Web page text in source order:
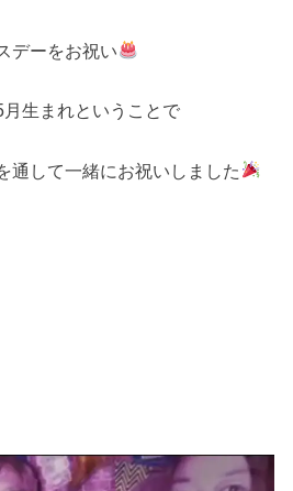
デーをお祝い
生まれということで
通して一緒にお祝いしました